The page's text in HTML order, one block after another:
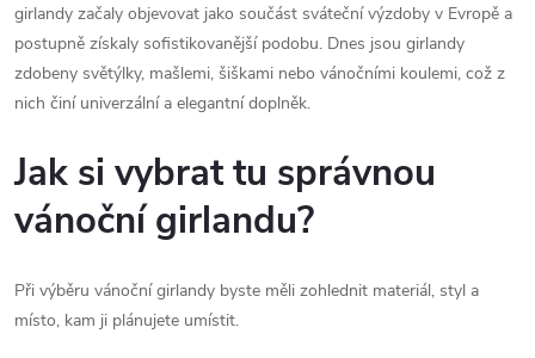
girlandy začaly objevovat jako součást sváteční výzdoby v Evropě a
postupně získaly sofistikovanější podobu. Dnes jsou girlandy
zdobeny světýlky, mašlemi, šiškami nebo vánočními koulemi, což z
nich činí univerzální a elegantní doplněk.
Jak si vybrat tu správnou
vánoční girlandu?
Při výběru vánoční girlandy byste měli zohlednit materiál, styl a
místo, kam ji plánujete umístit.